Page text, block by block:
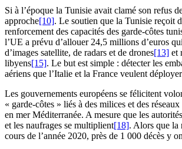
Si à l’époque la Tunisie avait clamé son refus
approche[10]. Le soutien que la Tunisie reçoit
renforcement des capacités des garde-côtes
l’UE a prévu d’allouer 24,5 millions d’euros
d’images satellite, de radars et de drones[13] et
libyens[15]. Le but est simple : détecter les
aériens que l’Italie et la France veulent
Les gouvernements européens se félicitent
« garde-côtes » liés à des milices et des
en mer Méditerranée. A mesure que les
et les naufrages se multiplient[18]. Alors que la
cours de l’année 2020, près de 1 000 décès y